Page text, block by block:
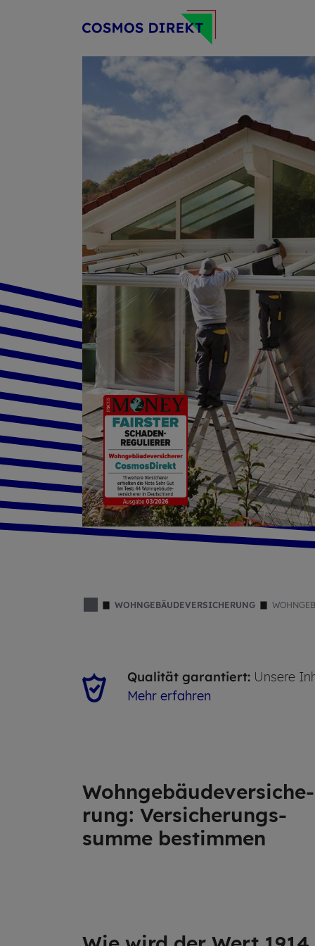
WOHNGEBÄUDEVERSICHERUNG
Qualität garantiert: Unsere
Mehr erfahren
Wohn­ge­bäu­de­ver­si­che­
rung: Versi­che­rungs­
summe be­stim­men